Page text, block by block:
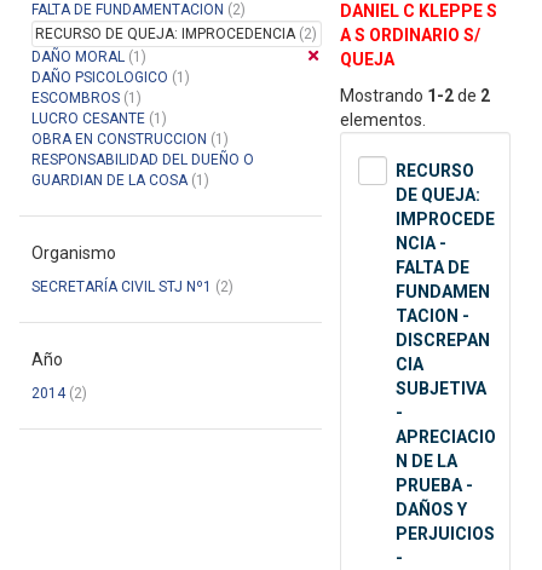
FALTA DE FUNDAMENTACION (2)
RECURSO DE QUEJA: IMPROCEDENCIA(2)
DAÑO MORAL (1)
DAÑO PSICOLOGICO (1)
ESCOMBROS (1)
LUCRO CESANTE (1)
OBRA EN CONSTRUCCION (1)
RESPONSABILIDAD DEL DUEÑO O
GUARDIAN DE LA COSA(1)
Organismo
SECRETARÍA CIVIL STJ Nº1 (2)
Año
2014(2)
DANIEL C KLEPPE S
A S ORDINARIO S/
QUEJA
Mostrando 1-2de 2
elementos.
RECURSO
DE QUEJA:
IMPROCEDE
NCIA -
FALTA DE
FUNDAMEN
TACION -
DISCREPAN
CIA
SUBJETIVA
-
APRECIACIO
N DE LA
PRUEBA -
DAÑOS Y
PERJUICIOS
-